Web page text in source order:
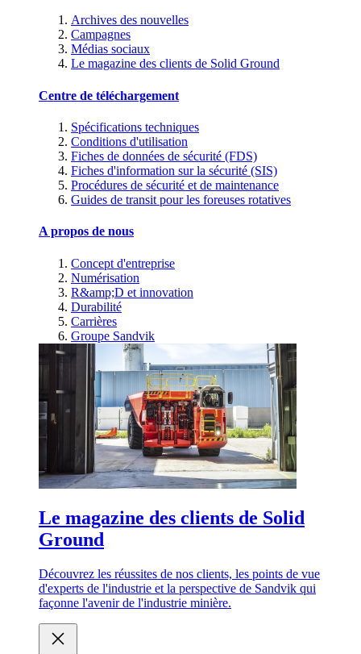
Archives des nouvelles
Campagnes
Médias sociaux
Le magazine des clients de Solid Ground
Centre de téléchargement
Spécifications techniques
Conditions d'utilisation
Fiches de données de sécurité (FDS)
Fiches d'information sur la sécurité (SIS)
Procédures de sécurité et de maintenance
Guides de transit pour les foreuses rotatives
A propos de nous
Concept d'entreprise
Numérisation
R&amp;D et innovation
Durabilité
Carrières
Groupe Sandvik
Le magazine des clients de Solid
Ground
Découvrez les réussites de nos clients, les points de vue
d'experts de l'industrie et la perspective de Sandvik qui
façonne l'avenir de l'industrie minière.